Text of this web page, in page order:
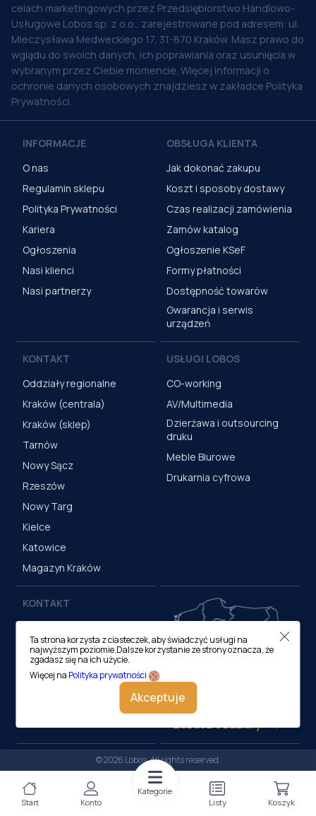
celach marketingowych przez Przedsiębiorstwo Handlowo-
Usługowe Lobos sp. z o.o., zarejestrowane pod adresem: ul.
Mieczysława Medweckiego 17, 31-870 Kraków. Masz prawo do
wglądu do swoich danych, ich poprawiania oraz usunięcia w
wybranym przez Ciebie momencie. Więcej informacji o
ochronie danych osobowych znajdziesz w zakładce Polityka
Prywatności.
INFORMACJE
O nas
Regulamin sklepu
Polityka Prywatności
Kariera
Ogłoszenia
Nasi klienci
Nasi partnerzy
OBSŁUGA KLIENTA
Jak dokonać zakupu
Koszt i sposoby dostawy
Czas realizacji zamówienia
Zamów katalog
Ogłoszenie KSeF
Formy płatności
Dostępność towarów
Gwarancja i serwis
urządzeń
KONTAKT
Oddziały regionalne
Kraków (centrala)
Kraków (sklep)
Tarnów
Nowy Sącz
Rzeszów
Nowy Targ
Kielce
Katowice
Magazyn Kraków
USŁUGI LOBOS
CO-working
AV/Multimedia
Dzierżawa i outsourcing
druku
Meble Biurowe
Drukarnia cyfrowa
KONTAKT
ul. M. Medweckiego 17, 31-
870 Kraków
tel.:12 413 20 00
biuro@lobos.pl
Zobacz oddziały
© 2026 Lobos. All rights reserved.
Ta strona korzysta z ciasteczek, aby świadczyć usługi na
najwyższym poziomie.Dalsze korzystanie ze strony oznacza, że
zgadasz się na ich użycie.
Więcej na Polityka prywatności
Akceptuje
Start Konto
Kategorie
Listy
Koszyk